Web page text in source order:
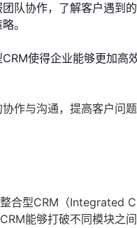
队协作，了解客户遇到
。
使得企业能够更加
作与沟通，提高客户问
合型CRM（Integrated
能够打破不同模块之